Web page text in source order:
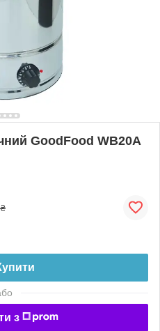
GoodFood WB20A
з